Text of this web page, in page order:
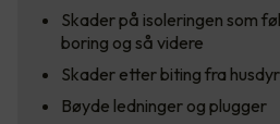
Skader på isoleringen som
boring og så videre
Skader etter biting fra
Bøyde ledninger og plugger